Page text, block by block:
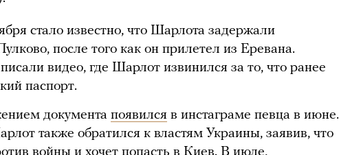
стало известно, что Шарлота задержали
после того как он прилетел из Еревана.
видео, где Шарлот извинился за то, что ранее
паспорт.
документа появился в инстаграме певца в июне.
также обратился к властям Украины, заявив, что
войны и хочет попасть в Киев. В июле,